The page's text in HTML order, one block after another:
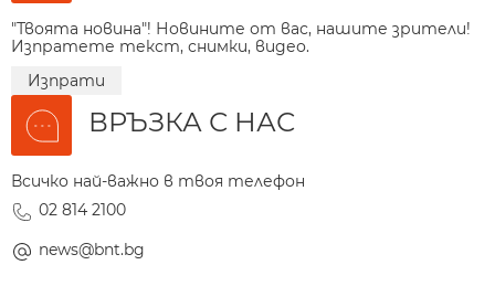
"Твоята новина"! Новините от вас, нашите зрители!
Изпратете текст, снимки, видео.
Изпрати
ВРЪЗКА С НАС
Всичко най-важно в твоя телефон
02 814 2100
news@bnt.bg